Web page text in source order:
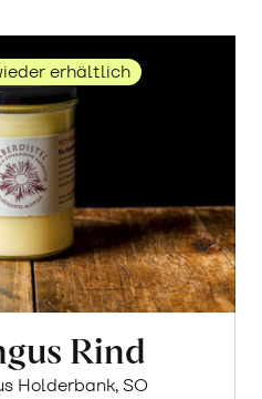
erhältlich
Rind
Holderbank, SO